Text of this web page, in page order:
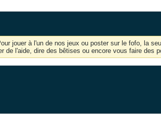
jouer à l'un de nos jeux ou poster sur le fofo, la
de l'aide, dire des bêtises ou encore vous faire des